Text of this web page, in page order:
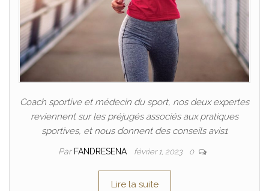
Coach sportive et médecin du sport, nos deux expertes
reviennent sur les préjugés associés aux pratiques
sportives, et nous donnent des conseils avis1
Par FANDRESENA février 1, 2023 0
Lire la suite